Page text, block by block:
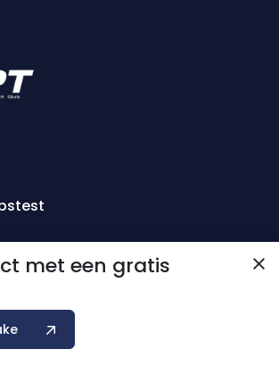
met een gratis